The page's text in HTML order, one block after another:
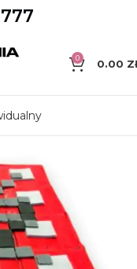
0 0.00